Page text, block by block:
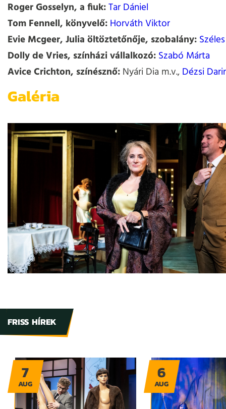
Roger Gosselyn, a fiuk:Tar Dániel
Tom Fennell, könyvelő:Horváth Viktor
Evie Mcgeer, Julia öltöztetőnője, szobalány:
Dolly de Vries, színházi vállalkozó:Szabó Márta
Avice Crichton, színésznő:Nyári Dia m.v.,Dézsi
Galéria
FRISS HÍREK
7
AUG
6
AUG